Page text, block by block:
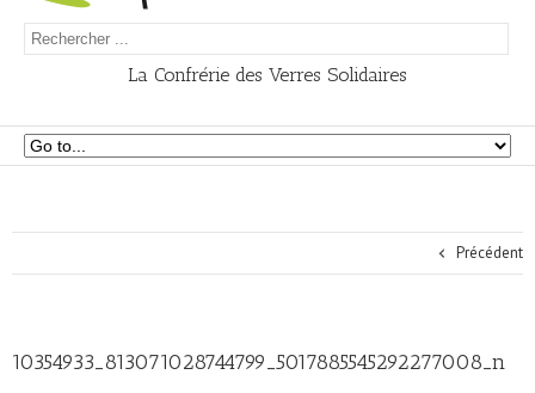
La Confrérie des Verres Solidaires
Précédent
10354933_813071028744799_5017885545292277008_n